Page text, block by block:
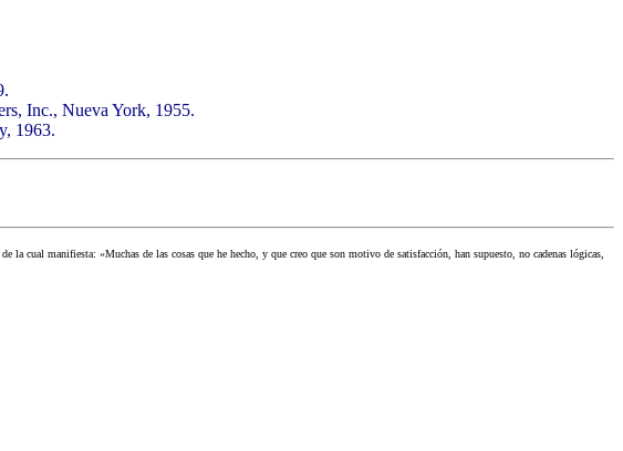
Inc., Nueva York, 1955.
1963.
de la cual manifiesta: «Muchas de las cosas que he hecho, y que creo que son motivo de satisfacción, han supuesto, no cadenas lógicas,